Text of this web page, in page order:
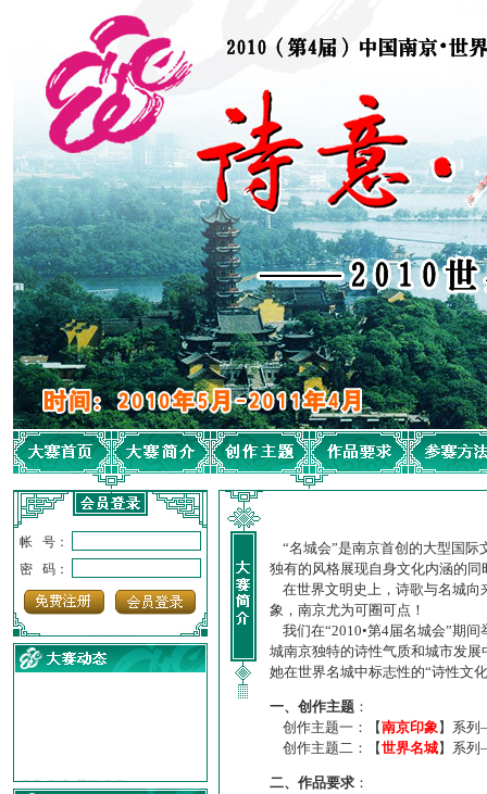
帐 号：
密 码：
·【诗意·名城】地铁展示作...
“名城会”是南京首创的大型国际
独有的风格展现自身文化内涵的
在世界文明史上，诗歌与名城向
象，南京尤为可圈可点！
我们在“2010•第4届名城会”期
城南京独特的诗性气质和城市发
她在世界名城中标志性的“诗性文
一、创作主题 ：
创作主题一：【南京印象】系
创作主题二：【世界名城】系
二、作品要求 ：